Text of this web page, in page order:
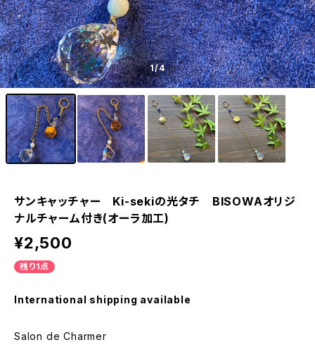
1/4
サンキャッチャー Ki-sekiの光タチ BISOWAオリジ
ナルチャーム付き(オーラ加工)
¥2,500
残り1点
International shipping available
Salon de Charmer